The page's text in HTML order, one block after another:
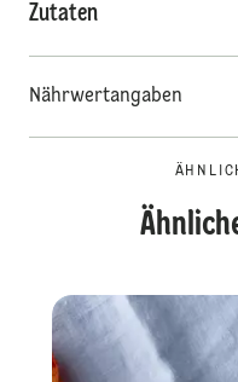
Zutaten
Nährwertangaben